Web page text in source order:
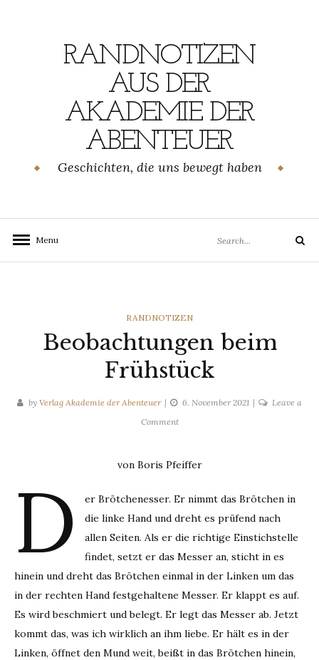
RANDNOTIZEN
AUS DER
AKADEMIE DER
ABENTEUER
Geschichten, die uns bewegt haben
Menu
for:
Search
CATEGORIES
RANDNOTIZEN
Beobachtungen beim
Frühstück
by Verlag Akademie der Abenteuer 6. November 2021
Leave a
Commenton
Frühstück
von Boris Pfeiffer
D
er Brötchenesser. Er nimmt das Brötchen in
die linke Hand und dreht es prüfend nach
allen Seiten. Als er die richtige Einstichstelle
findet, setzt er das Messer an, sticht in es
hinein und dreht das Brötchen einmal in der Linken um das
in der rechten Hand festgehaltene Messer. Er klappt es auf.
Es wird beschmiert und belegt. Er legt das Messer ab. Jetzt
kommt das, was ich wirklich an ihm liebe. Er hält es in der
Linken, öffnet den Mund weit, beißt in das Brötchen hinein,